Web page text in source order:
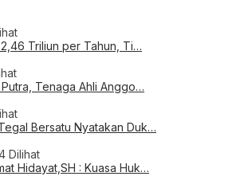
Triliun per Tahun, Ti…
Tenaga Ahli Anggo…
Bersatu Nyatakan Duk…
Dilihat
Hidayat,SH : Kuasa Huk…